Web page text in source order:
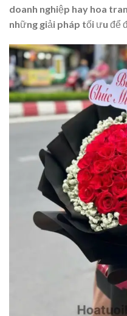
doanh nghiệp hay hoa
những giải pháp tối ưu để